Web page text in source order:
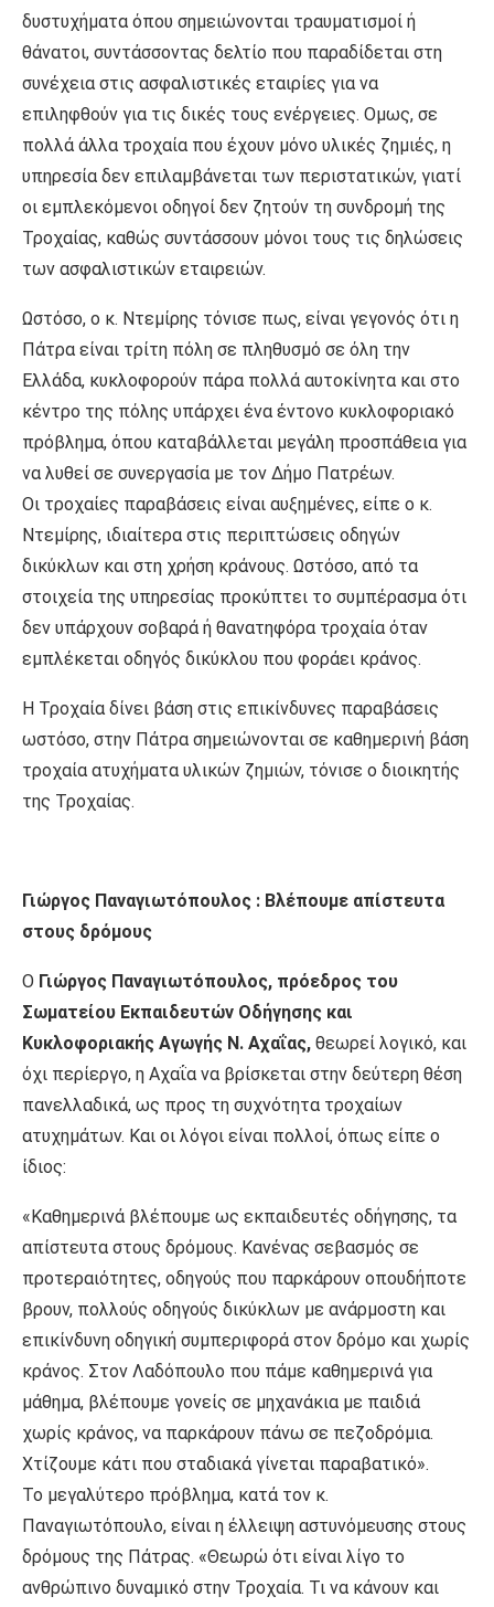
δυστυχήματα όπου σημειώνονται τραυματισμοί ή
θάνατοι, συντάσσοντας δελτίο που παραδίδεται στη
συνέχεια στις ασφαλιστικές εταιρίες για να
επιληφθούν για τις δικές τους ενέργειες. Ομως, σε
πολλά άλλα τροχαία που έχουν μόνο υλικές ζημιές, η
υπηρεσία δεν επιλαμβάνεται των περιστατικών, γιατί
οι εμπλεκόμενοι οδηγοί δεν ζητούν τη συνδρομή της
Τροχαίας, καθώς συντάσσουν μόνοι τους τις δηλώσεις
των ασφαλιστικών εταιρειών.
Ωστόσο, ο κ. Ντεμίρης τόνισε πως, είναι γεγονός ότι η
Πάτρα είναι τρίτη πόλη σε πληθυσμό σε όλη την
Ελλάδα, κυκλοφορούν πάρα πολλά αυτοκίνητα και στο
κέντρο της πόλης υπάρχει ένα έντονο κυκλοφοριακό
πρόβλημα, όπου καταβάλλεται μεγάλη προσπάθεια για
να λυθεί σε συνεργασία με τον Δήμο Πατρέων.
Οι τροχαίες παραβάσεις είναι αυξημένες, είπε ο κ.
Ντεμίρης, ιδιαίτερα στις περιπτώσεις οδηγών
δικύκλων και στη χρήση κράνους. Ωστόσο, από τα
στοιχεία της υπηρεσίας προκύπτει το συμπέρασμα ότι
δεν υπάρχουν σοβαρά ή θανατηφόρα τροχαία όταν
εμπλέκεται οδηγός δικύκλου που φοράει κράνος.
Η Τροχαία δίνει βάση στις επικίνδυνες παραβάσεις
ωστόσο, στην Πάτρα σημειώνονται σε καθημερινή βάση
τροχαία ατυχήματα υλικών ζημιών, τόνισε ο διοικητής
της Τροχαίας.
Γιώργος Παναγιωτόπουλος : Βλέπουμε απίστευτα
στους δρόμους
Ο Γιώργος Παναγιωτόπουλος, πρόεδρος του
Σωματείου Εκπαιδευτών Οδήγησης και
Κυκλοφοριακής Αγωγής Ν. Αχαΐας, θεωρεί λογικό, και
όχι περίεργο, η Αχαΐα να βρίσκεται στην δεύτερη θέση
πανελλαδικά, ως προς τη συχνότητα τροχαίων
ατυχημάτων. Και οι λόγοι είναι πολλοί, όπως είπε ο
ίδιος:
«Καθημερινά βλέπουμε ως εκπαιδευτές οδήγησης, τα
απίστευτα στους δρόμους. Κανένας σεβασμός σε
προτεραιότητες, οδηγούς που παρκάρουν οπουδήποτε
βρουν, πολλούς οδηγούς δικύκλων με ανάρμοστη και
επικίνδυνη οδηγική συμπεριφορά στον δρόμο και χωρίς
κράνος. Στον Λαδόπουλο που πάμε καθημερινά για
μάθημα, βλέπουμε γονείς σε μηχανάκια με παιδιά
χωρίς κράνος, να παρκάρουν πάνω σε πεζοδρόμια.
Χτίζουμε κάτι που σταδιακά γίνεται παραβατικό».
Το μεγαλύτερο πρόβλημα, κατά τον κ.
Παναγιωτόπουλο, είναι η έλλειψη αστυνόμευσης στους
δρόμους της Πάτρας. «Θεωρώ ότι είναι λίγο το
ανθρώπινο δυναμικό στην Τροχαία. Τι να κάνουν και